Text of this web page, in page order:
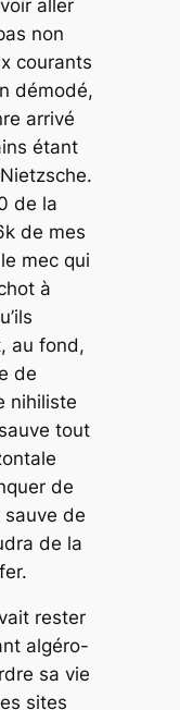
aller
non
courants
démodé,
arrivé
étant
de la
de mes
mec qui
à
au fond,
de
nihiliste
tout
de
de
de la
rester
algéro-
sa vie
sites